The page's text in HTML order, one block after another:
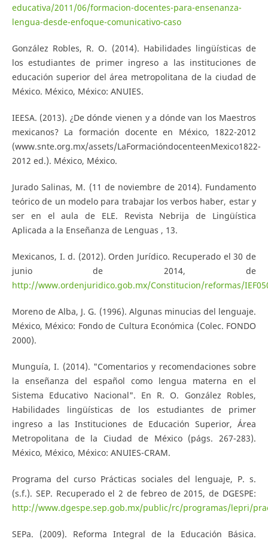
educativa/2011/06/formacion-docentes-para-ensenanza-
lengua-desde-enfoque-comunicativo-caso
González Robles, R. O. (2014). Habilidades lingüísticas de
los estudiantes de primer ingreso a las instituciones de
educación superior del área metropolitana de la ciudad de
México. México, México: ANUIES.
IEESA. (2013). ¿De dónde vienen y a dónde van los Maestros
mexicanos? La formación docente en México, 1822-2012
(www.snte.org.mx/assets/LaFormacióndocenteenMexico1822-
2012 ed.). México, México.
Jurado Salinas, M. (11 de noviembre de 2014). Fundamento
teórico de un modelo para trabajar los verbos haber, estar y
ser en el aula de ELE. Revista Nebrija de Lingüística
Aplicada a la Enseñanza de Lenguas , 13.
Mexicanos, I. d. (2012). Orden Jurídico. Recuperado el 30 de
junio de 2014, de
http://www.ordenjuridico.gob.mx/Constitucion/reformas/
Moreno de Alba, J. G. (1996). Algunas minucias del lenguaje.
México, México: Fondo de Cultura Económica (Colec. FONDO
2000).
Munguía, I. (2014). "Comentarios y recomendaciones sobre
la enseñanza del español como lengua materna en el
Sistema Educativo Nacional". En R. O. González Robles,
Habilidades lingüísticas de los estudiantes de primer
ingreso a las Instituciones de Educación Superior, Área
Metropolitana de la Ciudad de México (págs. 267-283).
México, México, México: ANUIES-CRAM.
Programa del curso Prácticas sociales del lenguaje, P. s.
(s.f.). SEP. Recuperado el 2 de febreo de 2015, de DGESPE:
http://www.dgespe.sep.gob.mx/public/rc/programas/lepri/
SEPa. (2009). Reforma Integral de la Educación Básica.